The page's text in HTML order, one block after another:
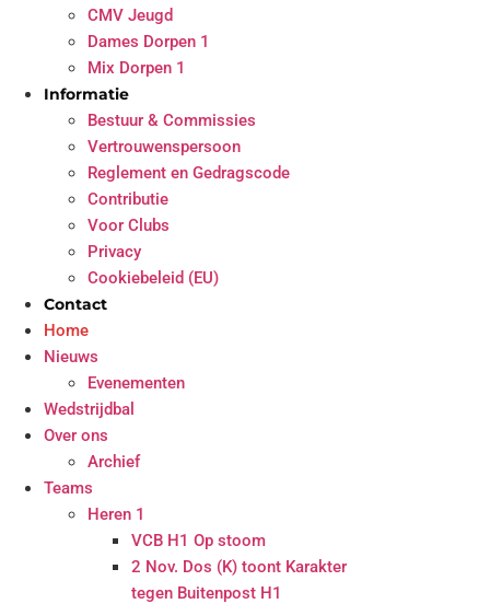
CMV Jeugd
Dames Dorpen 1
Mix Dorpen 1
Informatie
Bestuur & Commissies
Vertrouwenspersoon
Reglement en Gedragscode
Contributie
Voor Clubs
Privacy
Cookiebeleid (EU)
Contact
Home
Nieuws
Evenementen
Wedstrijdbal
Over ons
Archief
Teams
Heren 1
VCB H1 Op stoom
2 Nov. Dos (K) toont Karakter
tegen Buitenpost H1